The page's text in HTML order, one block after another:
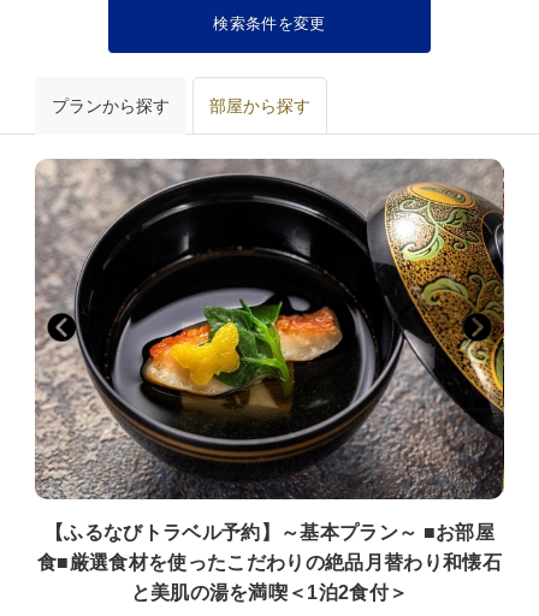
検索条件を変更
プランから探す 部屋から探す
【ふるなびトラベル予約】～基本プラン～ ■お部屋
食■厳選食材を使ったこだわりの絶品月替わり和懐石
と美肌の湯を満喫＜1泊2食付＞